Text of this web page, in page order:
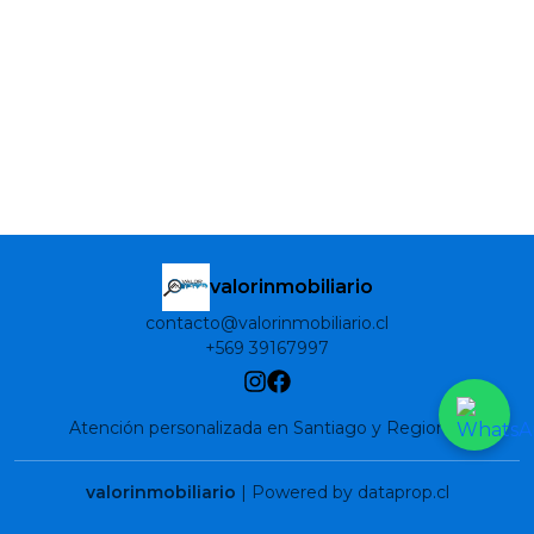
valorinmobiliario
contacto@valorinmobiliario.cl
+569 39167997
Atención personalizada en Santiago y Regiones
valorinmobiliario | Powered by dataprop.cl